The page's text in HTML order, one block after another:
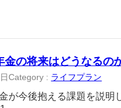
の将来はどうなるの
Category : ライフプラン
が今後抱える課題を説明